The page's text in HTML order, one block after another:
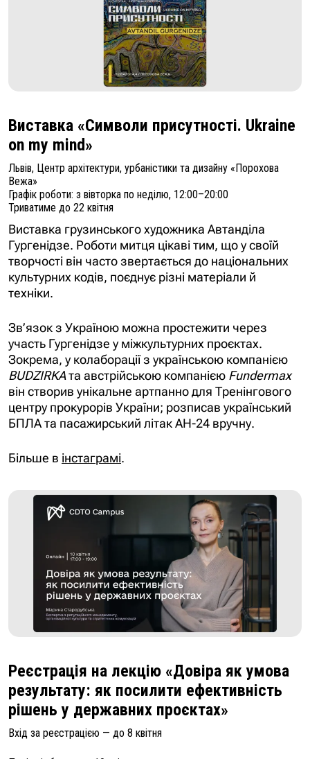
Виставка «Символи присутності. Ukraine
on my mind»
Львів, Центр архітектури, урбаністики та дизайну «Порохова
Вежа»
Графік роботи: з вівторка по неділю, 12:00–20:00
Триватиме до 22 квітня
Виставка грузинського художника Автанділа
Гургенідзе. Роботи митця цікаві тим, що у своїй
творчості він часто звертається до національних
культурних кодів, поєднує різні матеріали й
техніки.
Зв’язок з Україною можна простежити через
участь Гургенідзе у міжкультурних проєктах.
Зокрема, у колаборації з українською компанією
BUDZIRKAта австрійською компанією Fundermax
він створив унікальне артпанно для Тренінгового
центру прокурорів України; розписав український
БПЛА та пасажирський літак АН-24 вручну.
Більше в інстаграмі.
Реєстрація на лекцію «Довіра як умова
результату: як посилити ефективність
рішень у державних проєктах»
Вхід за реєстрацією — до 8 квітня